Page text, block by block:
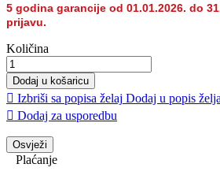
5 godina garancije od 01.01.2026. do
prijavu.
Količina
Dodaj u košaricu
 Izbriši sa popisa želaj Dodaj u popis želja
 Dodaj za usporedbu
Plaćanje